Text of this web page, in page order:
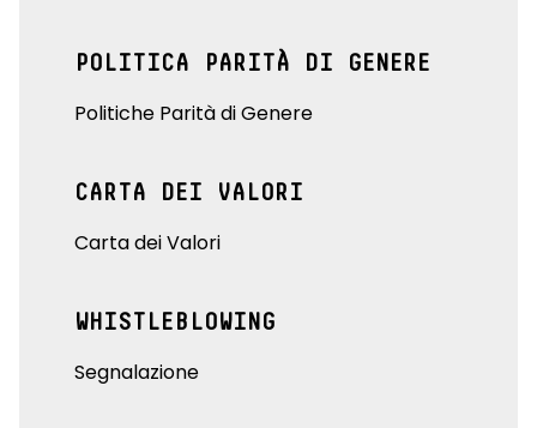
POLITICA PARITÀ DI GENERE
Politiche Parità di Genere
CARTA DEI VALORI
Carta dei Valori
WHISTLEBLOWING
Segnalazione